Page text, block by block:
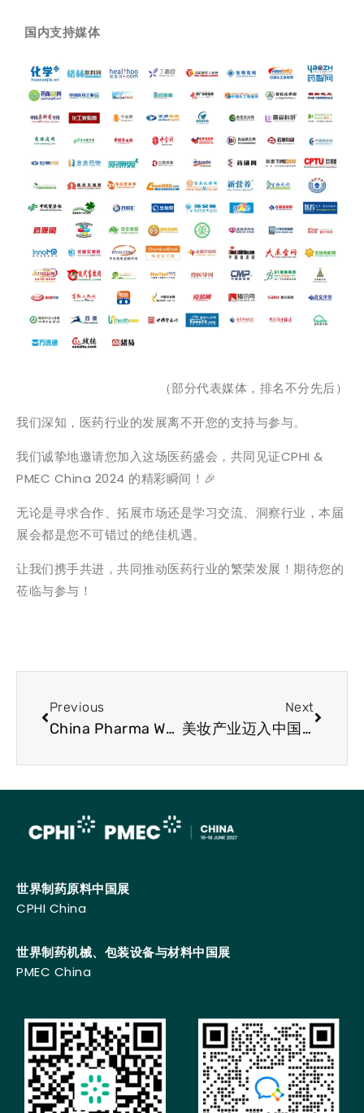
国内支持媒体
（部分代表媒体，排名不分先后）
我们深知，医药行业的发展离不开您的支持与参与。
我们诚挚地邀请您加入这场医药盛会，共同见证CPHI &
PMEC China 2024 的精彩瞬间！🎉
无论是寻求合作、拓展市场还是学习交流、洞察行业，本届
展会都是您不可错过的绝佳机遇。
让我们携手共进，共同推动医药行业的繁荣发展！期待您的
莅临与参与！
Previous
China Pharma Week焕新归来，6月上海等你来！
Next
美妆产业迈入中国成分时代，天然提取物引领新消费趋势
世界制药原料中国展
CPHI China
世界制药机械、包装设备与材料中国展
PMEC China